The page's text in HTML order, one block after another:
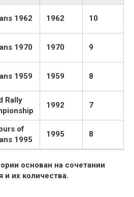
1962 1962 10
1970 1970 9
1959 1959 8
Rally
1992 7
of
1995
1995 8
основан на сочетании
их количества.